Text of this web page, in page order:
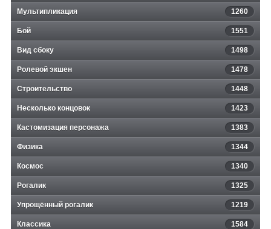
Мультипликация 1260
Бой 1551
Вид сбоку 1498
Ролевой экшен 1478
Строительство 1448
Несколько концовок 1423
Кастомизация персонажа 1383
Физика 1344
Космос 1340
Рогалик 1325
Упрощённый рогалик 1219
Классика 1584